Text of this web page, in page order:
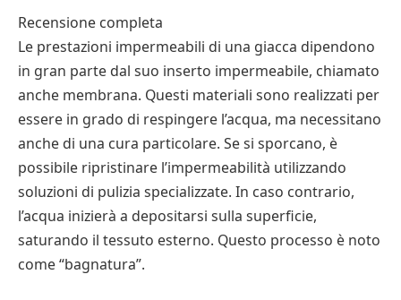
Recensione completa
Le prestazioni impermeabili di una giacca dipendono
in gran parte dal suo inserto impermeabile, chiamato
anche membrana. Questi materiali sono realizzati per
essere in grado di respingere l’acqua, ma necessitano
anche di una cura particolare. Se si sporcano, è
possibile ripristinare l’impermeabilità utilizzando
soluzioni di pulizia specializzate. In caso contrario,
l’acqua inizierà a depositarsi sulla superficie,
saturando il tessuto esterno. Questo processo è noto
come “bagnatura”.